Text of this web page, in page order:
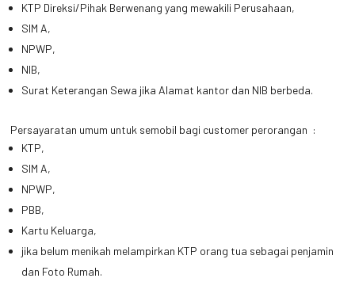
KTP Direksi/Pihak Berwenang yang mewakili Perusahaan,
SIM A,
NPWP,
NIB,
Surat Keterangan Sewa jika Alamat kantor dan NIB berbeda.
Persayaratan umum untuk semobil bagi customer perorangan :
KTP,
SIM A,
NPWP,
PBB,
Kartu Keluarga,
jika belum menikah melampirkan KTP orang tua sebagai penjamin
dan Foto Rumah.